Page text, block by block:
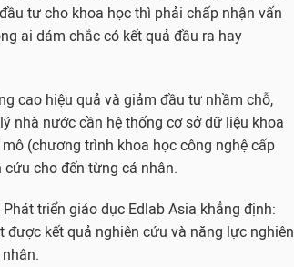
tư cho khoa học thì phải chấp nhận vấn
ai dám chắc có kết quả đầu ra hay
cao hiệu quả và giảm đầu tư nhầm chỗ,
nhà nước cần hệ thống cơ sở dữ liệu khoa
(chương trình khoa học công nghệ cấp
cho đến từng cá nhân.
triển giáo dục Edlab Asia khẳng định:
được kết quả nghiên cứu và năng lực nghiên